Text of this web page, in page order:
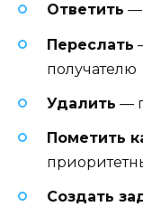
Ответить —
Переслать
получателю
Удалить —
Пометить
Создать